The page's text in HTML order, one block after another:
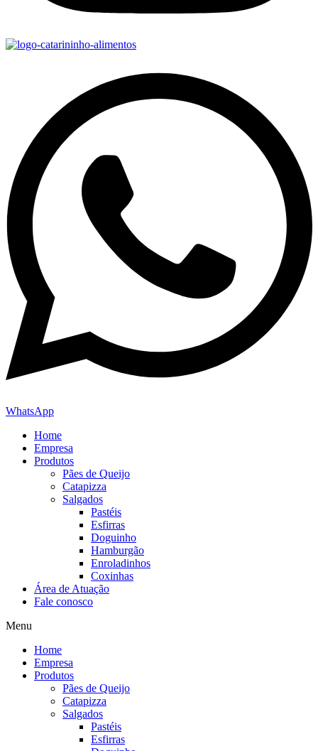
WhatsApp
Home
Empresa
Produtos
Pães de Queijo
Catapizza
Salgados
Pastéis
Esfirras
Doguinho
Hamburgão
Enroladinhos
Coxinhas
Área de Atuação
Fale conosco
Menu
Home
Empresa
Produtos
Pães de Queijo
Catapizza
Salgados
Pastéis
Esfirras